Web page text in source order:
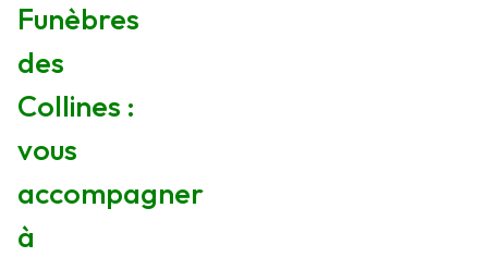
Funèbres
des
Collines :
vous
accompagner
à